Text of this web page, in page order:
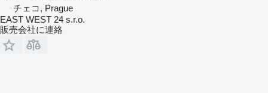
チェコ, Prague
EAST WEST 24 s.r.o.
販売会社に連絡